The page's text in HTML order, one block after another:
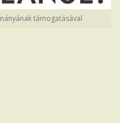
támogatásával